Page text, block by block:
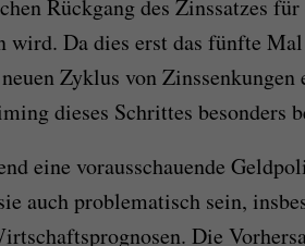
Rückgang des Zinssatzes
wird. Da dies erst das fünfte
Zyklus von
dieses Schrittes besonders
eine vorausschauende
auch problematisch sein,
Die